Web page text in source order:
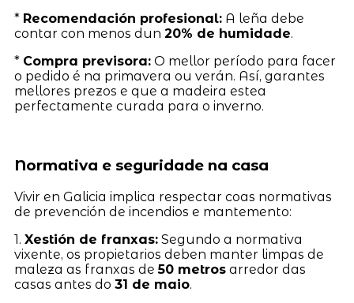
* Recomendación profesional:A leña debe
contar con menos dun 20% de humidade.
* Compra previsora:O mellor período para facer
o pedido é na primavera ou verán. Así, garantes
mellores prezos e que a madeira estea
perfectamente curada para o inverno.
Normativa e seguridade na casa
Vivir en Galicia implica respectar coas normativas
de prevención de incendios e mantemento:
1. Xestión de franxas:Segundo a normativa
vixente, os propietarios deben manter limpas de
maleza as franxas de50 metrosarredor das
casas antes do 31 de maio.